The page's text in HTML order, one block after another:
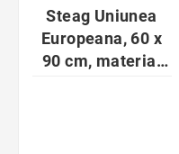
Steag Uniunea
Europeana, 60 x
90 cm, material